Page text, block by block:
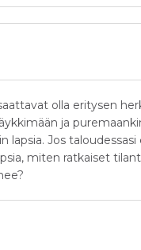
olla eritysen
ja
lapsia. Jos taloudessasi
miten ratkaiset